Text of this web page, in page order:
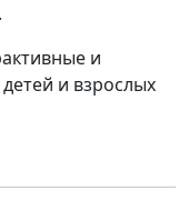
и
и взрослых